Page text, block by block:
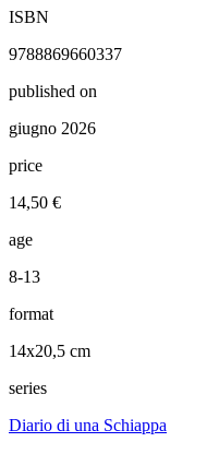
ISBN
9788869660337
published on
giugno 2026
price
14,50 €
age
8-13
format
14x20,5 cm
series
Diario di una Schiappa